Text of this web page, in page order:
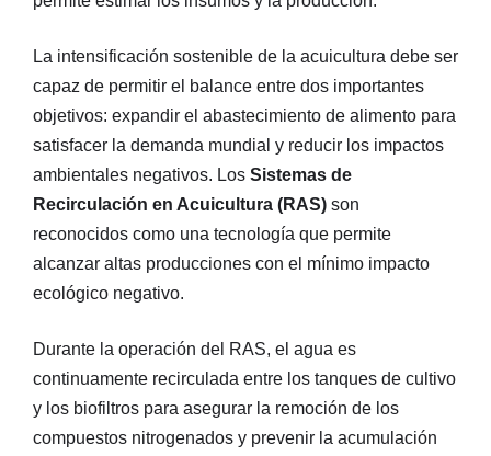
La intensificación sostenible de la acuicultura debe ser
capaz de permitir el balance entre dos importantes
objetivos: expandir el abastecimiento de alimento para
satisfacer la demanda mundial y reducir los impactos
ambientales negativos. Los Sistemas de
Recirculación en Acuicultura (RAS) son
reconocidos como una tecnología que permite
alcanzar altas producciones con el mínimo impacto
ecológico negativo.
Durante la operación del RAS, el agua es
continuamente recirculada entre los tanques de cultivo
y los biofiltros para asegurar la remoción de los
compuestos nitrogenados y prevenir la acumulación